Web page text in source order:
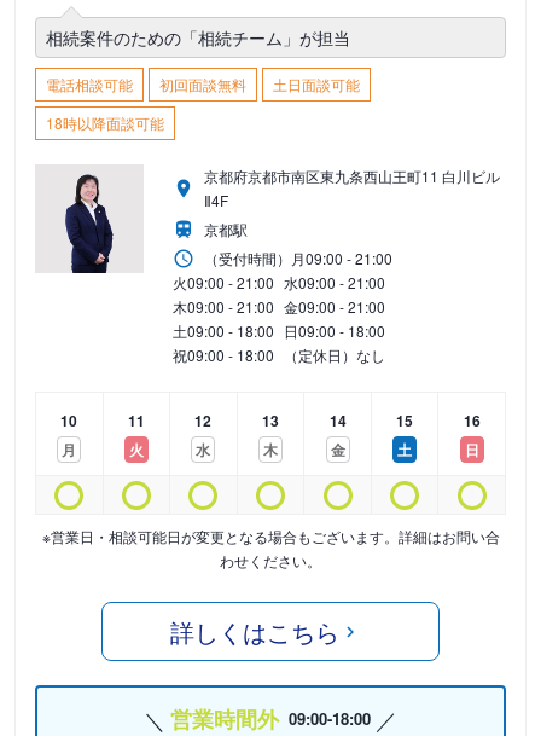
相続案件のための「相続チーム」が担当
電話相談可能 初回面談無料
土日面談可能
18時以降面談可能
京都府京都市南区東九条西山王町11 白川ビル
Ⅱ4F
京都駅
（受付時間） 月09:00 - 21:00
火09:00 - 21:00 水09:00 - 21:00
木09:00 - 21:00 金09:00 - 21:00
土09:00 - 18:00 日09:00 - 18:00
祝09:00 - 18:00 （定休日）なし
10
月
11
火
12
水
13
木
14
金
15
土
16
日
※営業日・相談可能日が変更となる場合もございます。詳細はお問い合
わせください。
詳しくはこちら
営業時間外 09:00-18:00